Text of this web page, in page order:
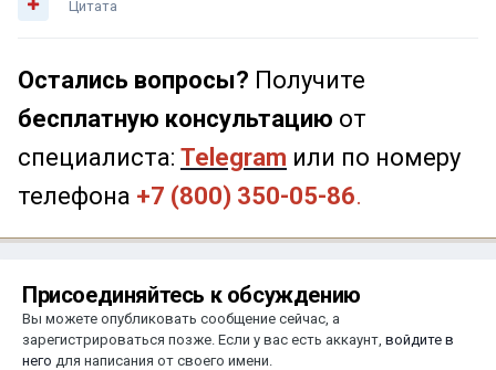
Цитата
Остались вопросы? Получите
бесплатную консультацию от
специалиста: Telegram или по номеру
телефона +7 (800) 350-05-86.
Присоединяйтесь к обсуждению
Вы можете опубликовать сообщение сейчас, а
зарегистрироваться позже. Если у вас есть аккаунт, войдите в
него для написания от своего имени.